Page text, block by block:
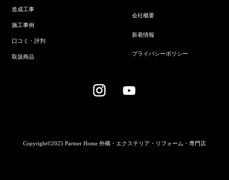
造成工事
施工事例
口コミ・評判
取扱商品
会社概要
新着情報
プライバシーポリシー
Copyright©2025 Partner Home 外構・エクステリア・リフォーム・専門店